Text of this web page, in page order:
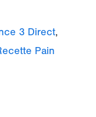
3 Direct,
Pain